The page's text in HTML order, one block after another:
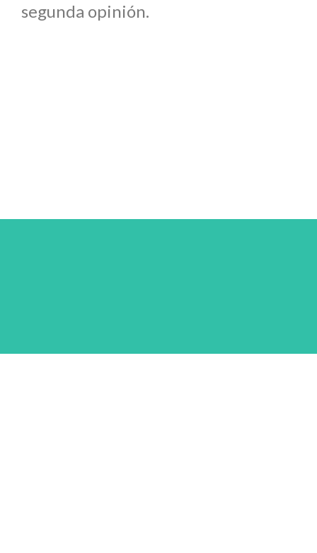
segunda opinión.